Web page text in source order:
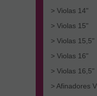
> Violas 14"
> Violas 15"
> Violas 15,5"
> Violas 16"
> Violas 16,5"
> Afinadores